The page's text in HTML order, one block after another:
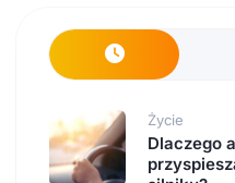
Życie
Dlaczego